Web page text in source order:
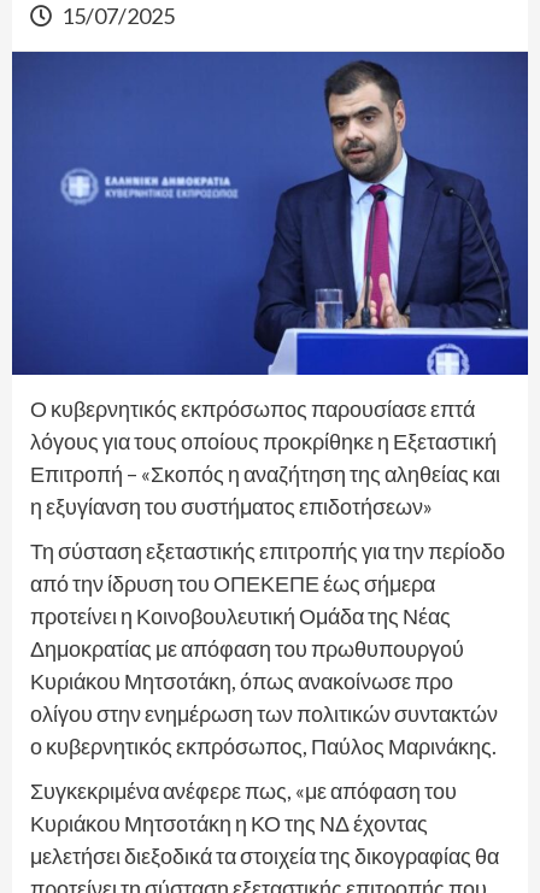
15/07/2025
Ο κυβερνητικός εκπρόσωπος παρουσίασε επτά
λόγους για τους οποίους προκρίθηκε η Εξεταστική
Επιτροπή – «Σκοπός η αναζήτηση της αληθείας και
η εξυγίανση του συστήματος επιδοτήσεων»
Τη σύσταση εξεταστικής επιτροπής για την περίοδο
από την ίδρυση του ΟΠΕΚΕΠΕ έως σήμερα
προτείνει η Κοινοβουλευτική Ομάδα της Νέας
Δημοκρατίας με απόφαση του πρωθυπουργού
Κυριάκου Μητσοτάκη, όπως ανακοίνωσε προ
ολίγου στην ενημέρωση των πολιτικών συντακτών
ο κυβερνητικός εκπρόσωπος, Παύλος Μαρινάκης.
Συγκεκριμένα ανέφερε πως, «με απόφαση του
Κυριάκου Μητσοτάκη η ΚΟ της ΝΔ έχοντας
μελετήσει διεξοδικά τα στοιχεία της δικογραφίας θα